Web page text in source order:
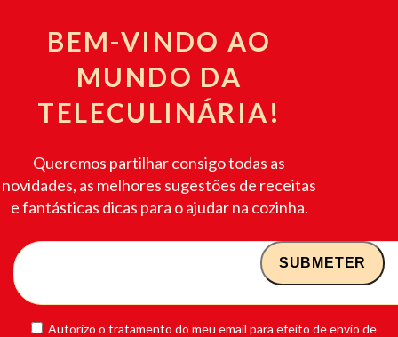
BEM-VINDO AO
MUNDO DA
TELECULINÁRIA!
Queremos partilhar consigo todas as
novidades, as melhores sugestões de receitas
e fantásticas dicas para o ajudar na cozinha.
Autorizo o tratamento do meu email para efeito de envio de